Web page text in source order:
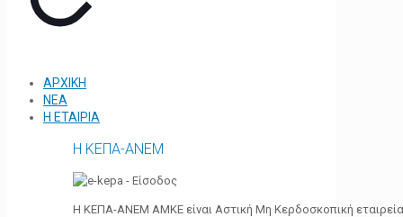
ΑΡΧΙΚΗ
ΝΕΑ
Η ΕΤΑΙΡΙΑ
Η ΚΕΠΑ-ΑΝΕΜ
Η ΚΕΠΑ-ΑΝΕΜ ΑΜΚΕ είναι Αστική Μη Κερδοσκοπική